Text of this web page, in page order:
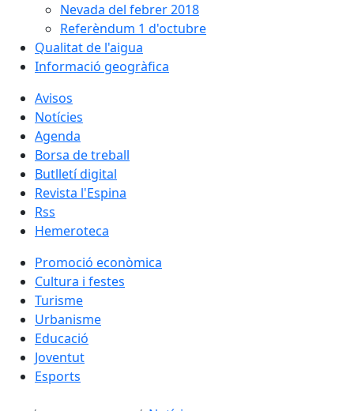
Nevada del febrer 2018
Referèndum 1 d'octubre
Qualitat de l'aigua
Informació geogràfica
Avisos
Notícies
Agenda
Borsa de treball
Butlletí digital
Revista l'Espina
Rss
Hemeroteca
Promoció econòmica
Cultura i festes
Turisme
Urbanisme
Educació
Joventut
Esports